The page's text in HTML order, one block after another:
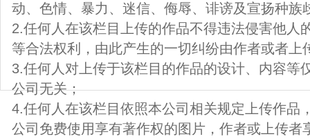
动、色情、暴力、迷信、侮辱、诽谤及宣扬种族
2.任何人在该栏目上传的作品不得违法侵害他人
等合法权利，由此产生的一切纠纷由作者或者上
3.任何人对上传于该栏目的作品的设计、内容等
公司无关；
4.任何人在该栏目依照本公司相关规定上传作品
公司免费使用享有著作权的图片，作者或上传者